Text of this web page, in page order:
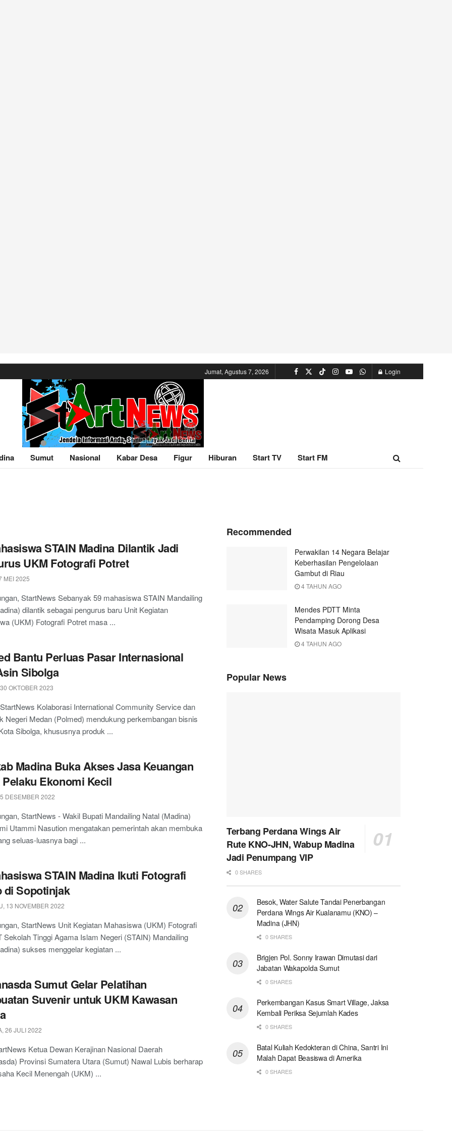
Jumat, Agustus 7, 2026 Login
Sumut Nasional Kabar Desa Figur Hiburan Start TV Start FM
STAIN Madina Dilantik Jadi
UKM Fotografi Potret
MEI 2025
StartNews Sebanyak 59 mahasiswa STAIN Mandailing
dilantik sebagai pengurus baru Unit Kegiatan
(UKM) Fotografi Potret masa ...
Bantu Perluas Pasar Internasional
Sibolga
OKTOBER 2023
Kolaborasi International Community Service dan
Negeri Medan (Polmed) mendukung perkembangan bisnis
Sibolga, khususnya produk ...
Madina Buka Akses Jasa Keuangan
Ekonomi Kecil
DESEMBER 2022
StartNews - Wakil Bupati Mandailing Natal (Madina)
Utammi Nasution mengatakan pemerintah akan membuka
seluas-luasnya bagi ...
STAIN Madina Ikuti Fotografi
di Sopotinjak
13 NOVEMBER 2022
StartNews Unit Kegiatan Mahasiswa (UKM) Fotografi
Sekolah Tinggi Agama Islam Negeri (STAIN) Mandailing
sukses menggelar kegiatan ...
Sumut Gelar Pelatihan
Suvenir untuk UKM Kawasan
26 JULI 2022
Ketua Dewan Kerajinan Nasional Daerah
Provinsi Sumatera Utara (Sumut) Nawal Lubis berharap
Kecil Menengah (UKM) ...
Recommended
Perwakilan 14 Negara Belajar
Keberhasilan Pengelolaan
Gambut di Riau
4 TAHUN AGO
Mendes PDTT Minta
Pendamping Dorong Desa
Wisata Masuk Aplikasi
4 TAHUN AGO
Popular News
Terbang Perdana Wings Air
Rute KNO-JHN, Wabup Madina
Jadi Penumpang VIP
0 SHARES
Besok, Water Salute Tandai Penerbangan
Perdana Wings Air Kualanamu (KNO) –
Madina (JHN)
0 SHARES
Brigjen Pol. Sonny Irawan Dimutasi dari
Jabatan Wakapolda Sumut
0 SHARES
Perkembangan Kasus Smart Village, Jaksa
Kembali Periksa Sejumlah Kades
0 SHARES
Batal Kuliah Kedokteran di China, Santri Ini
Malah Dapat Beasiswa di Amerika
0 SHARES